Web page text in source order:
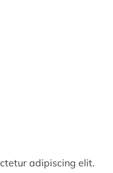
adipiscing elit.